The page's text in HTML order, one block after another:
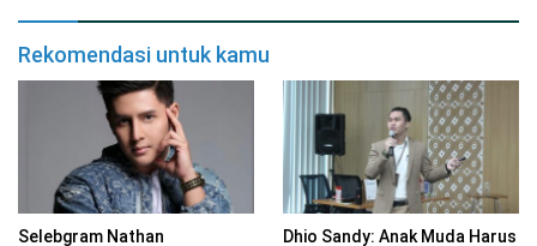
Rekomendasi untuk kamu
Selebgram Nathan Dhio Sandy: Anak Muda Harus